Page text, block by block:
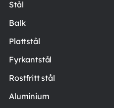
Stål
Balk
Plattstål
Fyrkantstål
Rostfritt stål
Aluminium